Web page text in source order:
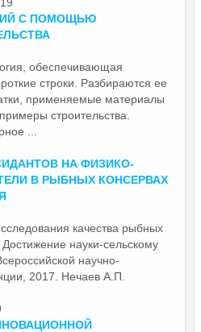
С ПОМОЩЬЮ
обеспечивающая
строки. Разбираются ее
применяемые материалы
строительства.
...
НА ФИЗИКО-
В РЫБНЫХ КОНСЕРВАХ
качества рыбных
науки-сельскому
научно-
2017. Нечаев А.П.